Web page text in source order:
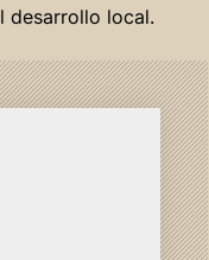
desarrollo local.